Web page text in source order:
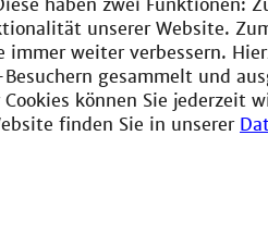
haben zwei Funktionen:
unserer Website.
immer weiter verbessern.
gesammelt und
können Sie jederzeit
finden Sie in unserer